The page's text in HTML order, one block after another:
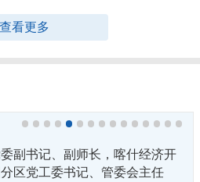
查看更多
副书记、副师长，喀什经济开
区党工委书记、管委会主任